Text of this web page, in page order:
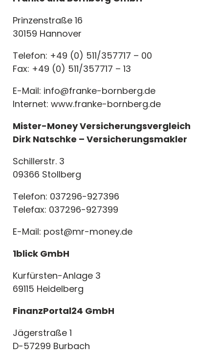
Prinzenstraße 16
30159 Hannover
Telefon: +49 (0) 511/357717 – 00
Fax: +49 (0) 511/357717 – 13
E-Mail: info@franke-bornberg.de
Internet: www.franke-bornberg.de
Mister-Money Versicherungsvergleich
Dirk Natschke – Versicherungsmakler
Schillerstr. 3
09366 Stollberg
Telefon: 037296-927396
Telefax: 037296-927399
E-Mail: post@mr-money.de
1blick GmbH
Kurfürsten-Anlage 3
69115 Heidelberg
FinanzPortal24 GmbH
Jägerstraße 1
D-57299 Burbach